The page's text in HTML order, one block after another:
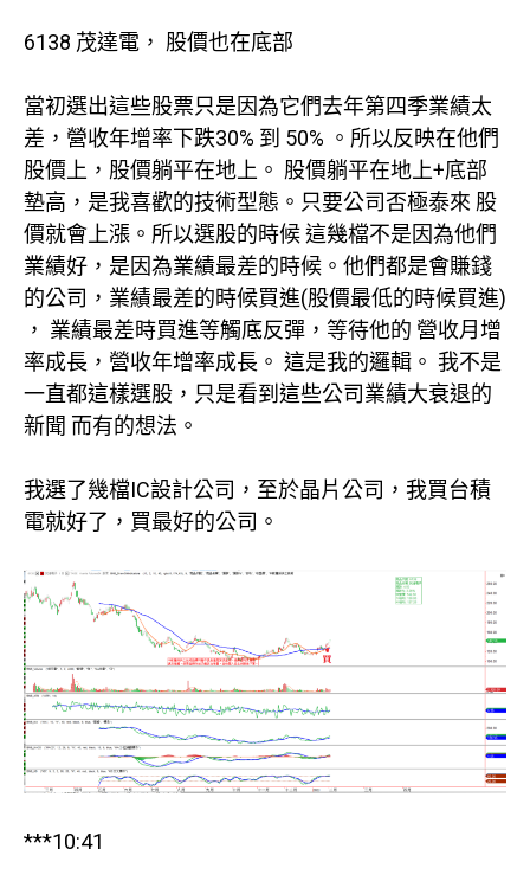
6138 茂達電， 股價也在底部
當初選出這些股票只是因為它們去年第四季業績太
差，營收年增率下跌30% 到 50% 。所以反映在他們
股價上，股價躺平在地上。 股價躺平在地上+底部
墊高，是我喜歡的技術型態。只要公司否極泰來 股
價就會上漲。所以選股的時候 這幾檔不是因為他們
業績好，是因為業績最差的時候。他們都是會賺錢
的公司，業績最差的時候買進(股價最低的時候買進)
， 業績最差時買進等觸底反彈，等待他的 營收月增
率成長，營收年增率成長。 這是我的邏輯。 我不是
一直都這樣選股，只是看到這些公司業績大衰退的
新聞 而有的想法。
我選了幾檔IC設計公司，至於晶片公司，我買台積
電就好了，買最好的公司。
***10:41